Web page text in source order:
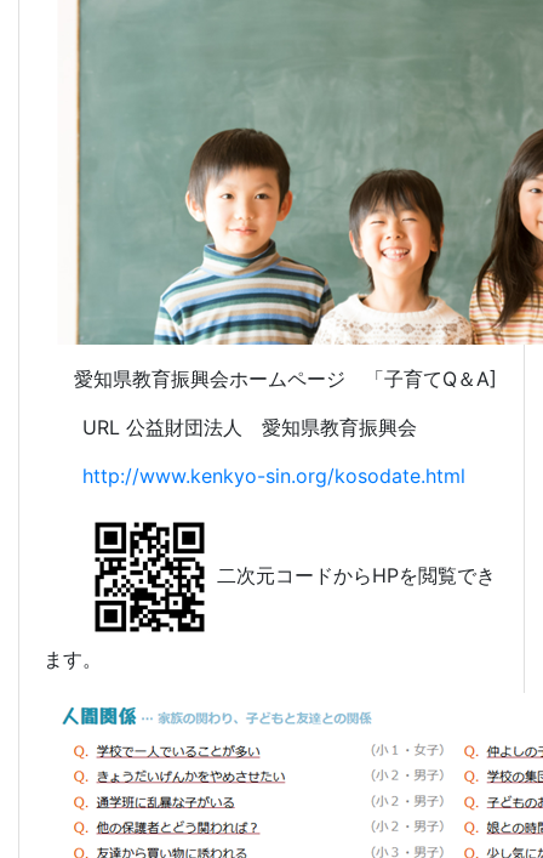
愛知県教育振興会ホームページ 「子育てQ＆A]
URL 公益財団法人 愛知県教育振興会
http://www.kenkyo-sin.org/kosodate.html
二次元コードからHPを閲覧でき
ます。